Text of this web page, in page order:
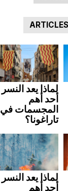
لماذا يعد النسر
أحد أهم
المجسمات في
تاراغونا؟
لماذا يعد النسر
أحد أهم